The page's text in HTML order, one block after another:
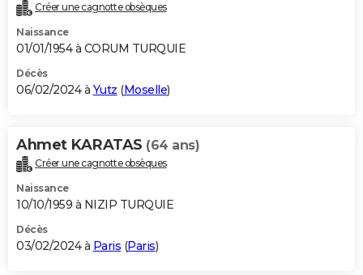
Créer une cagnotte obsèques
Naissance
01/01/1954 à CORUM TURQUIE
Décès
06/02/2024 à Yutz (Moselle)
Ahmet KARATAS (64 ans)
Créer une cagnotte obsèques
Naissance
10/10/1959 à NIZIP TURQUIE
Décès
03/02/2024 à Paris (Paris)